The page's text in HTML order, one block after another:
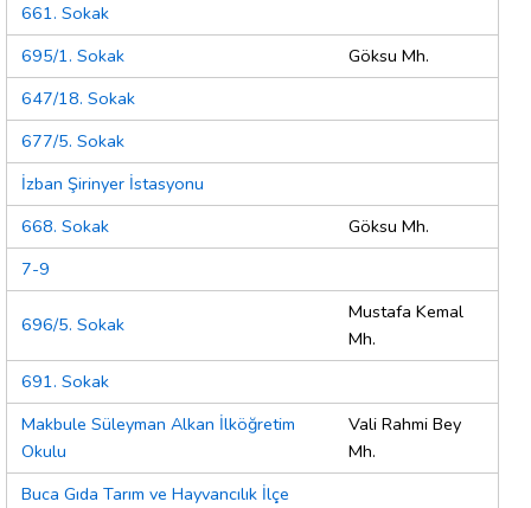
661. Sokak
695/1. Sokak
Göksu Mh.
647/18. Sokak
677/5. Sokak
İzban Şirinyer İstasyonu
668. Sokak
Göksu Mh.
7-9
696/5. Sokak
Mustafa Kemal
Mh.
691. Sokak
Makbule Süleyman Alkan İlköğretim
Okulu
Vali Rahmi Bey
Mh.
Buca Gıda Tarım ve Hayvancılık İlçe